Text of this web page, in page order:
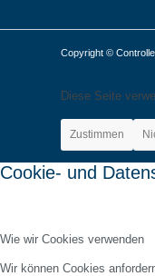
Copyright ©
Diese Seite
Zustimmen
Cookie- und
Wie wir Cookies verwenden
Wir können Cookies